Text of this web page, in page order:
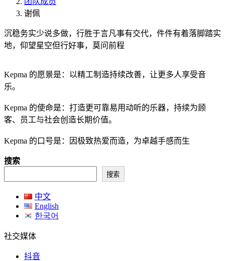
谢佩
沉稳务实少说多做，行胜于言凡事有交代，件件有着落脚踏实
地，仰望星空但行好事，莫问前程
Kepma 的愿景是：以精工制造持续改善，让更多人享受音
乐。
Kepma 的使命是：打造更可靠易用动听的乐器，持续为顾
客、员工与社会创造长期价值。
Kepma 的口号是：因极致热爱而造，为卓越手感而生
搜索
搜索
中文
English
한국어
社交媒体
抖音